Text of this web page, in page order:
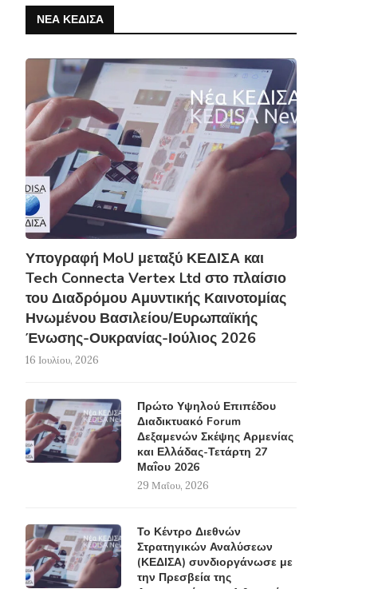
Webinar ΚΕΔΙΣΑ & Πρεσβείας της
Λιθουανίας στην Ελλάδα: “Η
Προεδρία...
20 Απριλίου, 2026
Το ΚΕΔΙΣΑ σας εύχεται
και Καλή
ΝΕΑ ΚΕΔΙΣΑ
Υπογραφή MoU μεταξύ ΚΕΔΙΣΑ και
Tech Connecta Vertex Ltd στο πλαίσιο
του Διαδρόμου Αμυντικής Καινοτομίας
Ηνωμένου Βασιλείου/Ευρωπαϊκής
Ένωσης-Ουκρανίας-Ιούλιος 2026
16 Ιουλίου, 2026
Πρώτο Υψηλού Επιπέδου
Διαδικτυακό Forum
Δεξαμενών Σκέψης Αρμενίας
και Ελλάδας-Τετάρτη 27
Μαΐου 2026
29 Μαΐου, 2026
Το Κέντρο Διεθνών
Στρατηγικών Αναλύσεων
(ΚΕΔΙΣΑ) συνδιοργάνωσε με
την Πρεσβεία της